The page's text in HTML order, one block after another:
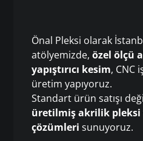
Önal Pleksi olarak
atölyemizde,özel ölçü
yapıştırıcı kesim, CNC
üretim yapıyoruz.
Standart ürün satışı
üretilmiş akrilik pleksi
çözümleri sunuyoruz.